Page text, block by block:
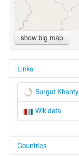
show big map
Links
Surgut
Wikidata
Countries